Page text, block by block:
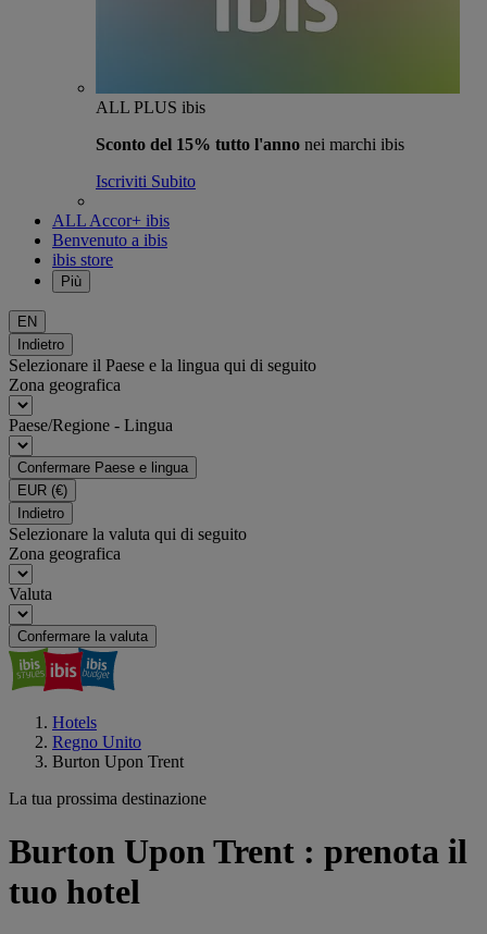
ALL PLUS ibis
Sconto del 15% tutto l'anno nei marchi ibis
Iscriviti Subito
ALL Accor+ ibis
Benvenuto a ibis
ibis store
Più
EN
Indietro
Selezionare il Paese e la lingua qui di seguito
Zona geografica
Paese/Regione - Lingua
Confermare Paese e lingua
EUR (€)
Indietro
Selezionare la valuta qui di seguito
Zona geografica
Valuta
Confermare la valuta
Hotels
Regno Unito
Burton Upon Trent
La tua prossima destinazione
Burton Upon Trent : prenota il
tuo hotel